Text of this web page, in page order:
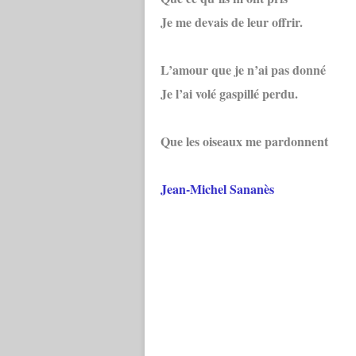
Je me devais de leur offrir.
L’amour que je n’ai pas donné
Je l’ai volé gaspillé perdu.
Que les oiseaux me pardonnent
Jean-Michel Sananès